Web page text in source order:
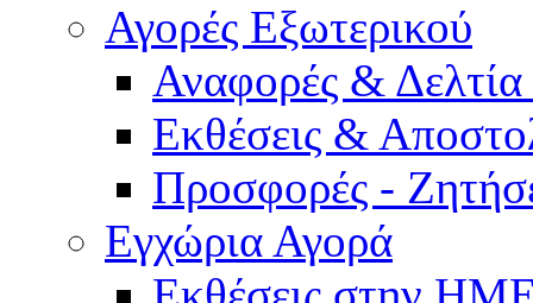
Αγορές Εξωτερικού
Αναφορές &
Εκθέσεις &
Προσφορές -
Εγχώρια Αγορά